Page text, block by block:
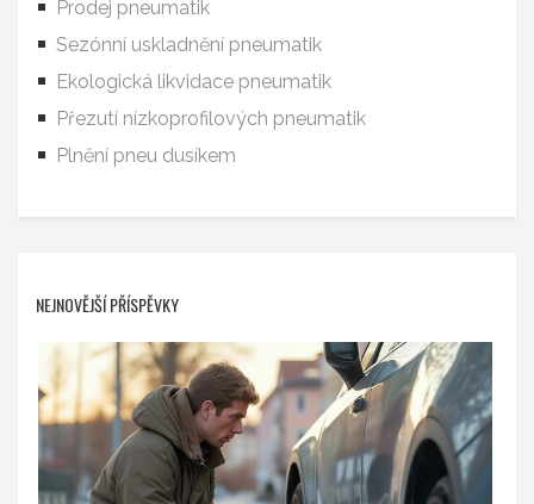
Prodej pneumatik
Sezónní uskladnění pneumatik
Ekologická likvidace pneumatik
Přezutí nízkoprofilových pneumatik
Plnění pneu dusíkem
NEJNOVĚJŠÍ PŘÍSPĚVKY